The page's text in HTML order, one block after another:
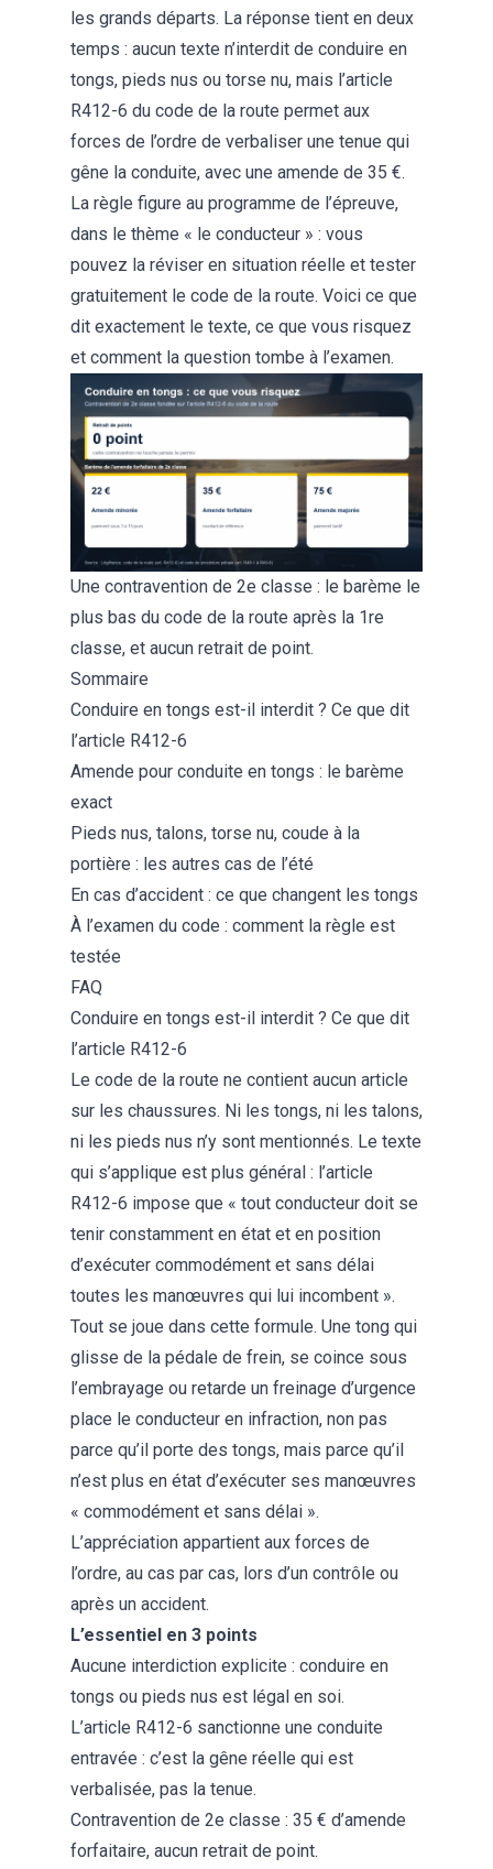
les grands départs. La réponse tient en deux
temps : aucun texte n’interdit de conduire en
tongs, pieds nus ou torse nu, mais l’article
R412-6 du code de la route permet aux
forces de l’ordre de verbaliser une tenue qui
gêne la conduite, avec une amende de 35 €.
La règle figure au programme de l’épreuve,
dans le thème « le conducteur » : vous
pouvez la réviser en situation réelle et tester
gratuitement le code de la route. Voici ce que
dit exactement le texte, ce que vous risquez
et comment la question tombe à l’examen.
Une contravention de 2e classe : le barème le
plus bas du code de la route après la 1re
classe, et aucun retrait de point.
Sommaire
Conduire en tongs est-il interdit ? Ce que dit
l’article R412-6
Amende pour conduite en tongs : le barème
exact
Pieds nus, talons, torse nu, coude à la
portière : les autres cas de l’été
En cas d’accident : ce que changent les tongs
À l’examen du code : comment la règle est
testée
FAQ
Conduire en tongs est-il interdit ? Ce que dit
l’article R412-6
Le code de la route ne contient aucun article
sur les chaussures. Ni les tongs, ni les talons,
ni les pieds nus n’y sont mentionnés. Le texte
qui s’applique est plus général : l’article
R412-6 impose que « tout conducteur doit se
tenir constamment en état et en position
d’exécuter commodément et sans délai
toutes les manœuvres qui lui incombent ».
Tout se joue dans cette formule. Une tong qui
glisse de la pédale de frein, se coince sous
l’embrayage ou retarde un freinage d’urgence
place le conducteur en infraction, non pas
parce qu’il porte des tongs, mais parce qu’il
n’est plus en état d’exécuter ses manœuvres
« commodément et sans délai ».
L’appréciation appartient aux forces de
l’ordre, au cas par cas, lors d’un contrôle ou
après un accident.
L’essentiel en 3 points
Aucune interdiction explicite : conduire en
tongs ou pieds nus est légal en soi.
L’article R412-6 sanctionne une conduite
entravée : c’est la gêne réelle qui est
verbalisée, pas la tenue.
Contravention de 2e classe : 35 € d’amende
forfaitaire, aucun retrait de point.